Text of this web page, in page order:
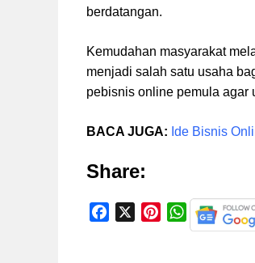
berdatangan.
Kemudahan masyarakat
menjadi salah satu usaha
pebisnis online pemula agar
BACA JUGA: Ide Bisnis
Share:
W
h